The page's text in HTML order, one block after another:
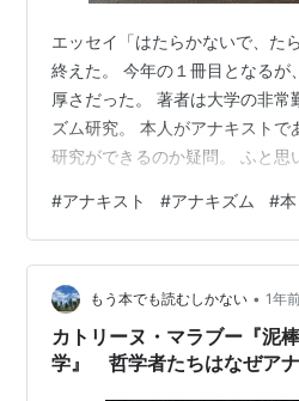
エッセイ「はたらかないで、た
終えた。 今年の１冊目となるが
厚さだった。 著者は大学の非常
ズム研究。 本人がアナキストで
研究ができるのか疑問。 ふと思
た。 こちらは、タレントのよう
面白ければ良かっただろうが、
っと違うような気がする。 内容
サラリーマン人生を真っ向から
読んでいるのが辛かったが、知
て最後まで読んだ。 こういう考
#アナキスト #アナキズム #本
もう本でも読むしかない • 1年
カトリーヌ・マラブー『泥
学』 哲学者たちはなぜア